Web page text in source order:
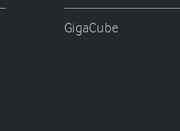
GigaCube